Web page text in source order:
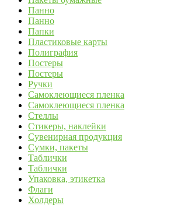
Панно
Панно
Папки
Пластиковые карты
Полиграфия
Постеры
Постеры
Ручки
Самоклеющиеся пленка
Самоклеющиеся пленка
Стеллы
Стикеры, наклейки
Сувенирная продукция
Сумки, пакеты
Таблички
Таблички
Упаковка, этикетка
Флаги
Холдеры